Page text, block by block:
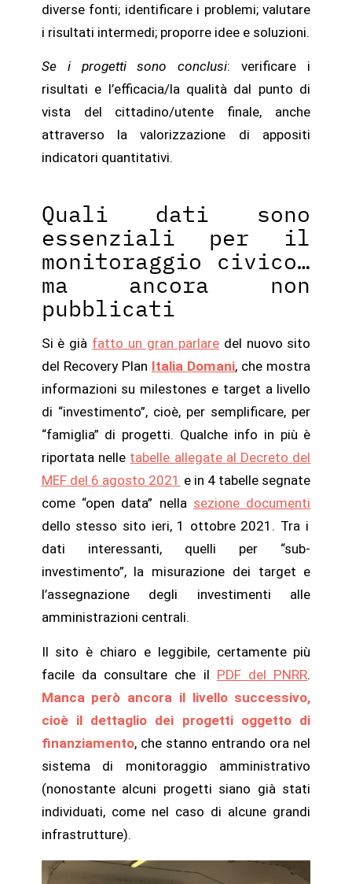
diverse fonti; identificare i problemi; valutare
i risultati intermedi; proporre idee e soluzioni.
Se i progetti sono conclusi: verificare i
risultati e l’efficacia/la qualità dal punto di
vista del cittadino/utente finale, anche
attraverso la valorizzazione di appositi
indicatori quantitativi.
Quali dati sono
essenziali per il
monitoraggio civico…
ma ancora non
pubblicati
Si è già fatto un gran parlaredel nuovo sito
del Recovery Plan Italia Domani, che mostra
informazioni su milestones e target a livello
di “investimento”, cioè, per semplificare, per
“famiglia” di progetti. Qualche info in più è
riportata nelle tabelle allegate al Decreto del
MEF del 6 agosto 2021 e in 4 tabelle segnate
come “open data” nella sezione documenti
dello stesso sito ieri, 1 ottobre 2021. Tra i
dati interessanti, quelli per “sub-
investimento”, la misurazione dei target e
l’assegnazione degli investimenti alle
amministrazioni centrali.
Il sito è chiaro e leggibile, certamente più
facile da consultare che il PDF del PNRR.
Manca però ancora il livello successivo,
cioè il dettaglio dei progetti oggetto di
finanziamento, che stanno entrando ora nel
sistema di monitoraggio amministrativo
(nonostante alcuni progetti siano già stati
individuati, come nel caso di alcune grandi
infrastrutture).